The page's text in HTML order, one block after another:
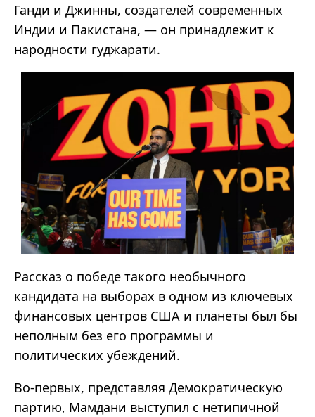
Ганди и Джинны, создателей современных
Индии и Пакистана, — он принадлежит к
народности гуджарати.
Рассказ о победе такого необычного
кандидата на выборах в одном из ключевых
финансовых центров США и планеты был бы
неполным без его программы и
политических убеждений.
Во-первых, представляя Демократическую
партию, Мамдани выступил с нетипичной